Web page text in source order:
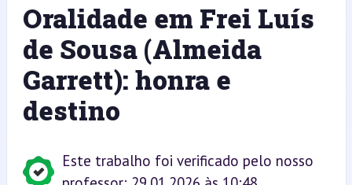
Oralidade em Frei Luís
de Sousa (Almeida
Garrett): honra e
destino
Este trabalho foi verificado pelo nosso